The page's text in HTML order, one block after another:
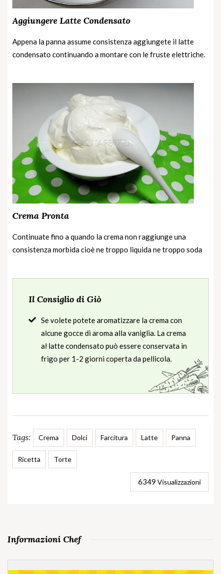
Aggiungere Latte Condensato
Appena la panna assume consistenza aggiungete il latte
condensato continuando a montare con le fruste elettriche.
Crema Pronta
Continuate fino a quando la crema non raggiunge una
consistenza morbida cioè ne troppo liquida ne troppo soda
Il Consiglio di Giò
Se volete potete aromatizzare la crema con
alcune gocce di aroma alla vaniglia. La crema
al latte condensato può essere conservata in
frigo per 1-2 giorni coperta da pellicola.
Tags: Crema Dolci Farcitura Latte Panna
Ricetta Torte
6349 Visualizzazioni
Informazioni Chef